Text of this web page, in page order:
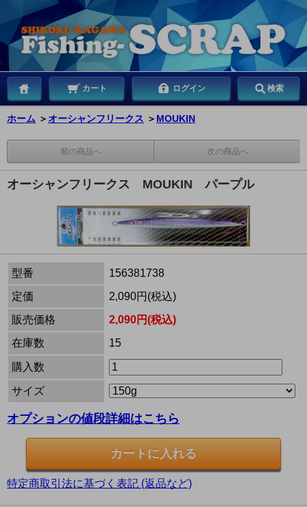
カート ログイン 検索
ホーム ＞ オーシャンフリークス ＞ MOUKIN
前の商品へ 次の商品へ
オーシャンフリークス MOUKIN パープル
型番
156381738
定価
2,090円(税込)
販売価格
2,090円(税込)
在庫数
15
購入数
サイズ
オプションの値段詳細はこちら
特定商取引法に基づく表記 (返品など)